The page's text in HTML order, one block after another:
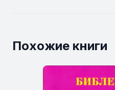
Похожие книги